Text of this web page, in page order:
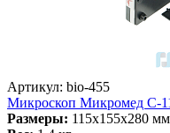
Артикул: bio-455
Микроскоп Микромед С-
Размеры: 115x155x280